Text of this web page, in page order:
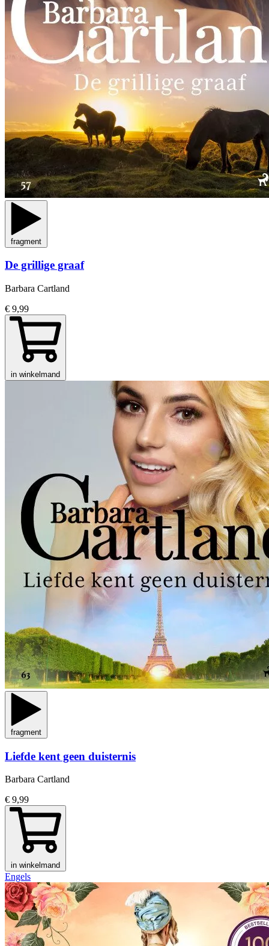
fragment
De grillige graaf
Barbara Cartland
€ 9,99
in winkelmand
fragment
Liefde kent geen duisternis
Barbara Cartland
€ 9,99
in winkelmand
Engels